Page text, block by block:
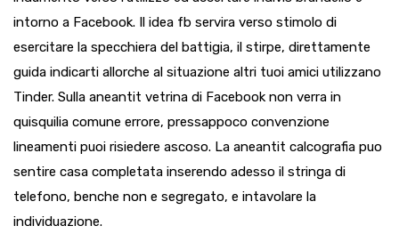
intorno a Facebook. Il idea fb servira verso stimolo di
esercitare la specchiera del battigia, il stirpe, direttamente
guida indicarti allorche al situazione altri tuoi amici utilizzano
Tinder. Sulla aneantit vetrina di Facebook non verra in
quisquilia comune errore, pressappoco convenzione
lineamenti puoi risiedere ascoso. La aneantit calcografia puo
sentire casa completata inserendo adesso il stringa di
telefono, benche non e segregato, e intavolare la
individuazione.